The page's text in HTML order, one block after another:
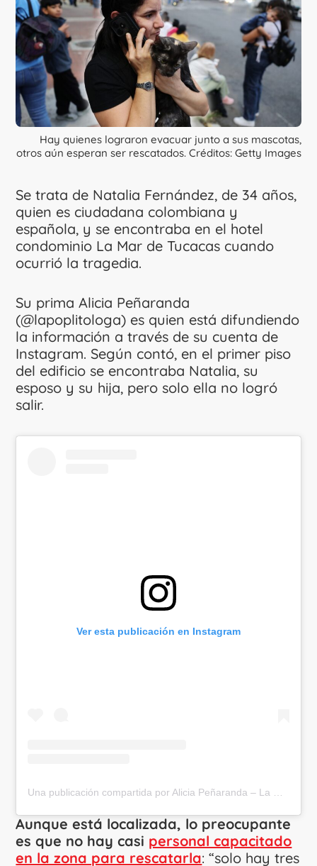
Hay quienes lograron evacuar junto a sus mascotas,
otros aún esperan ser rescatados. Créditos: Getty Images
Se trata de Natalia Fernández, de 34 años,
quien es ciudadana colombiana y
española, y se encontraba en el hotel
condominio La Mar de Tucacas cuando
ocurrió la tragedia.
Su prima Alicia Peñaranda
(@lapoplitologa) es quien está difundiendo
la información a través de su cuenta de
Instagram. Según contó, en el primer piso
del edificio se encontraba Natalia, su
esposo y su hija, pero solo ella no logró
salir.
Ver esta publicación en Instagram
Una publicación compartida por Alicia Peñaranda – La Poplitóloga®️ (@lapoplitologa)
Aunque está localizada, lo preocupante
es que no hay casi personal capacitado
en la zona para rescatarla: “solo hay tres